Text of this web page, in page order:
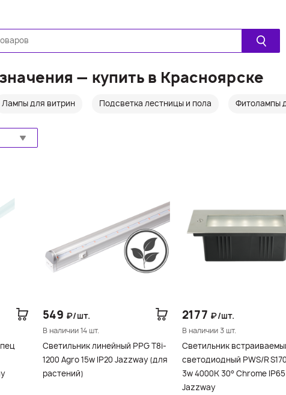
— купить в Красноярске
Лампы для витрин Подсветка лестницы и пола Фитолампы
549 ₽/шт.
В наличии 14 шт.
Светильник линейный PPG T8i-
1200 Agro 15w IP20 Jazzway (для
растений)
2177 ₽/шт.
В наличии 3 шт.
Светильник
светодиодный PWS/R
3w 4000K 30° Сhrome IP65
Jazzway